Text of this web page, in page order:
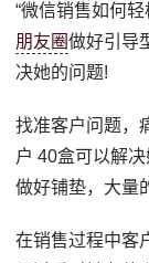
“微信销售如何
朋友圈做好引导
决她的问题!
找准客户问题，
户 40盒可以解
做好铺垫，大量
在销售过程中客